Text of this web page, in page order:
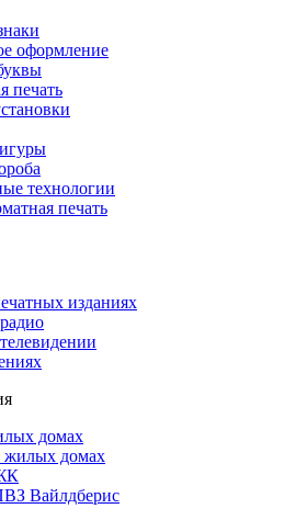
оформление
печать
технологии
печать
изданиях
домах
жилых домах
Вайлдберис